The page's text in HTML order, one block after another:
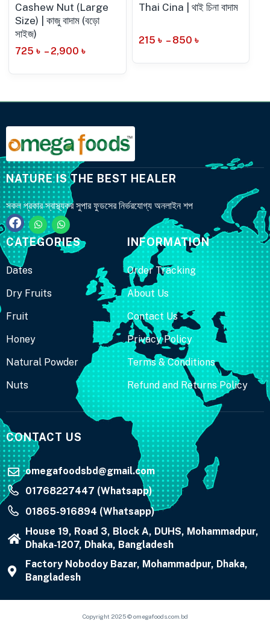
Cashew Nut (Large
Size) | কাজু বাদাম (বড়ো
সাইজ)
725 ৳ – 2,900 ৳
Thai Cina | থাই চিনা বাদাম
215 ৳ – 850 ৳
NATURE IS THE BEST HEALER
সকল প্রকার স্বাস্থ্যকর সুপার ফুডসের নির্ভরযোগ্য অনলাইন শপ
CATEGORIES
Dates
Dry Fruits
Fruit
Honey
Natural Powder
Nuts
INFORMATION
Order Tracking
About Us
Contact Us
Privacy Policy
Terms & Conditions
Refund and Returns Policy
CONTACT US
omegafoodsbd@gmail.com
01768227447 (Whatsapp)
01865-916894 (Whatsapp)
House 19, Road 3, Block A, DUHS, Mohammadpur,
Dhaka-1207, Dhaka, Bangladesh
Factory Nobodoy Bazar, Mohammadpur, Dhaka,
Bangladesh
Copyright 2025 © omegafoods.com.bd